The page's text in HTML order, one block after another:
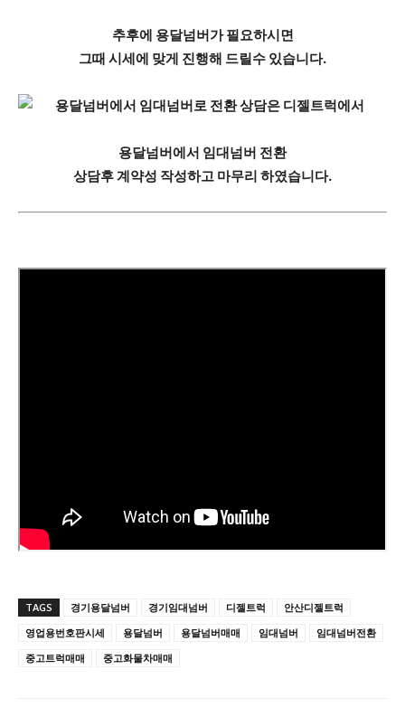
추후에 용달넘버가 필요하시면
그때 시세에 맞게 진행해 드릴수 있습니다.
용달넘버에서 임대넘버 전환
상담후계약성 작성하고 마무리 하였습니다.
TAGS 경기용달넘버 경기임대넘버 디젤트럭
안산디젤트럭
영업용번호판시세
용달넘버 용달넘버매매 임대넘버
임대넘버전환
중고트럭매매
중고화물차매매